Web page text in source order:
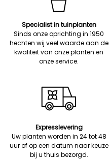
Specialist in tuinplanten
Sinds onze oprichting in 1950
hechten wij veel waarde aan de
kwaliteit van onze planten en
onze service.
Expresslevering
Uw planten worden in 24 tot 48
uur of op een datum naar keuze
bij u thuis bezorgd.